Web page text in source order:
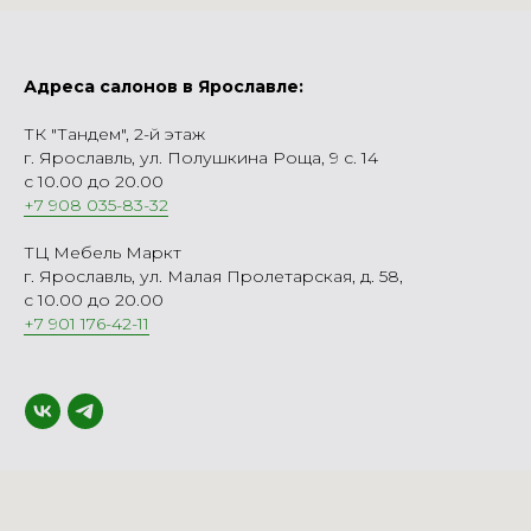
Адреса салонов в Ярославле:
ТК "Тандем", 2-й этаж
г. Ярославль, ул. Полушкина Роща, 9 с. 14
с 10.00 до 20.00
+7 908 035-83-32
ТЦ Мебель Маркт
г. Ярославль, ул. Малая Пролетарская, д. 58,
с 10.00 до 20.00
+7 901 176-42-11